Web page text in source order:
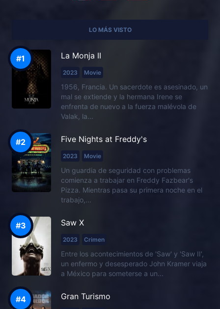
LO MÁS VISTO
La Monja II
2023 Movie
1956, Francia. Un sacerdote es asesinado, un
mal se extiende y la hermana Irene se
enfrenta de nuevo a la fuerza malévola de
Valak, la...
Five Nights at Freddy's
2023 Movie
Un guardia de seguridad con problemas
comienza a trabajar en Freddy Fazbear's
Pizza. Mientras pasa su primera noche en el
trabajo,...
Saw X
2023 Crimen
Entre los acontecimientos de 'Saw' y 'Saw II',
un enfermo y desesperado John Kramer viaja
a México para someterse a un...
Gran Turismo